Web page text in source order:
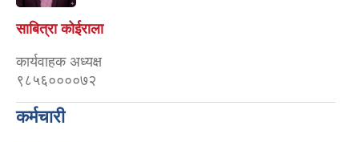
साबित्रा कोईराला
कार्यवाहक अध्यक्ष
९८५६००००७२
कर्मचारी